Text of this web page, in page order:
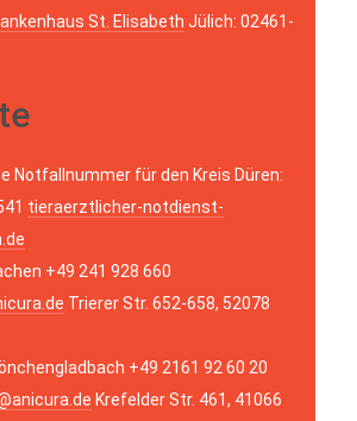
St. Elisabeth Jülich: 02461-
Notfallnummer für den Kreis Düren:
tieraerztlicher-notdienst-
+49 241 928 660
Trierer Str. 652-658, 52078
+49 2161 92 60 20
Krefelder Str. 461, 41066